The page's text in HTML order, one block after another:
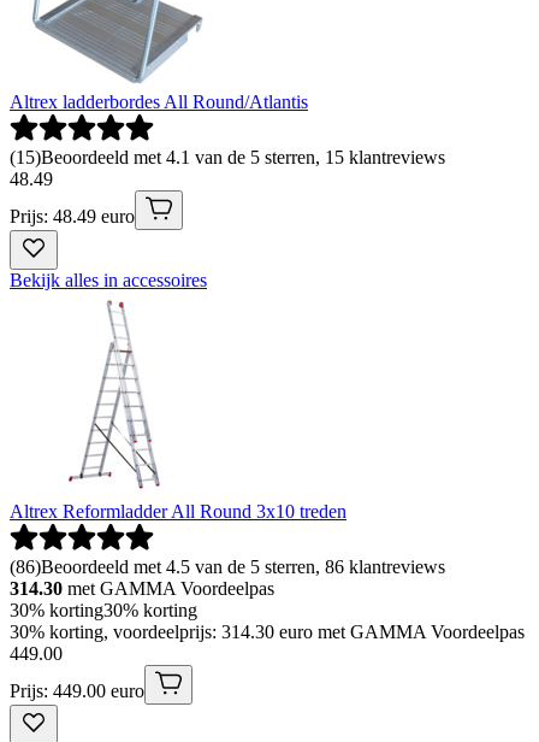
Altrex ladderbordes All Round/Atlantis
(15)Beoordeeld met 4.1 van de 5 sterren, 15 klantreviews
48.49
Prijs: 48.49 euro
Bekijk alles in accessoires
Altrex Reformladder All Round 3x10 treden
(86)Beoordeeld met 4.5 van de 5 sterren, 86 klantreviews
314.30 met GAMMA Voordeelpas
30% korting30% korting
30% korting, voordeelprijs: 314.30 euro met GAMMA Voordeelpas
449.00
Prijs: 449.00 euro